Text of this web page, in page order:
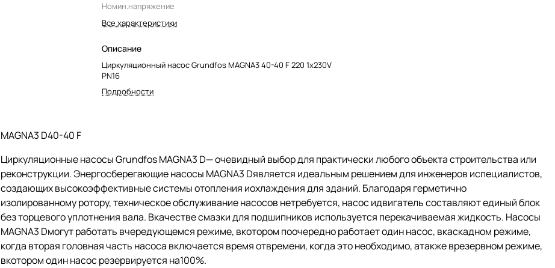
Номин.напряжение
Все характеристики
Описание
Циркуляционный насос Grundfos MAGNA3 40-40 F 220 1x230V
PN16
Подробности
MAGNA3 D40-40 F
Циркуляционные насосы Grundfos MAGNA3 D— очевидный выбор для практически любого объекта строительства или
реконструкции. Энергосберегающие насосы MAGNA3 Dявляется идеальным решением для инженеров испециалистов,
создающих высокоэффективные системы отопления иохлаждения для зданий. Благодаря герметично
изолированному ротору, техническое обслуживание насосов нетребуется, насос идвигатель составляют единый блок
без торцевого уплотнения вала. Вкачестве смазки для подшипников используется перекачиваемая жидкость. Насосы
MAGNA3 Dмогут работать вчередующемся режиме, вкотором поочередно работает один насос, вкаскадном режиме,
когда вторая головная часть насоса включается время отвремени, когда это необходимо, атакже врезервном режиме,
вкотором один насос резервируется на100%.